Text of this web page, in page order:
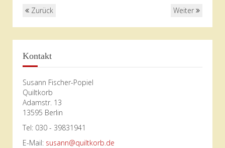
Zurück
Weiter
Kontakt
Susann Fischer-Popiel
Quiltkorb
Adamstr. 13
13595 Berlin
Tel: 030 - 39831941
E-Mail: susann@quiltkorb.de